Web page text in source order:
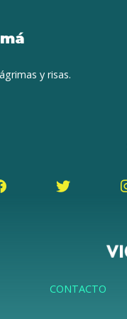
y risas.
CONTACTO